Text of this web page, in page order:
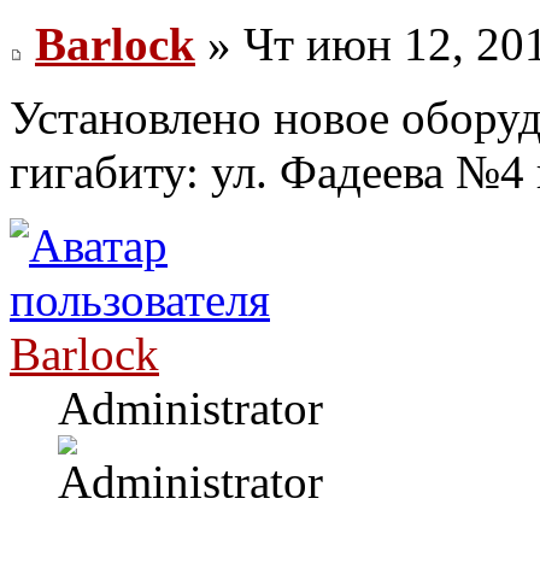
Barlock » Чт июн 12,
Установлено новое
гигабиту: ул. Фадеева
Barlock
Administrator